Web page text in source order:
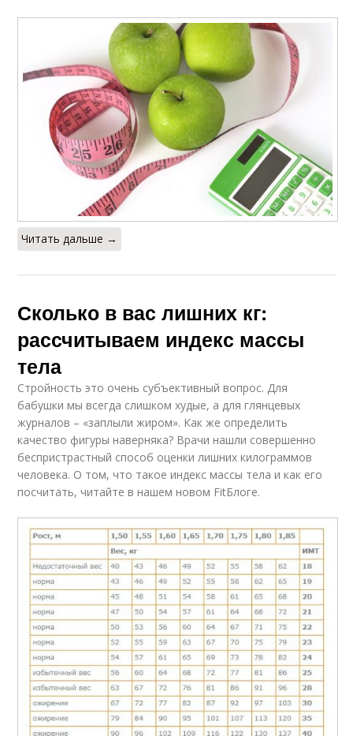
Читать дальше →
Сколько в вас лишних кг:
рассчитываем индекс массы
тела
Стройность это очень субъективный вопрос. Для
бабушки мы всегда слишком худые, а для глянцевых
журналов – «заплыли жиром». Как же определить
качество фигуры наверняка? Врачи нашли совершенно
беспристрастный способ оценки лишних килограммов
человека. О том, что такое индекс массы тела и как его
посчитать, читайте в нашем новом FitБлоге.